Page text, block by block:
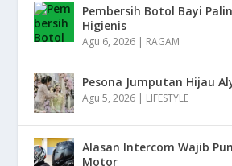
Pembersih Botol Bayi
Higienis
Agu 6, 2026 | RAGAM
Pesona Jumputan Hijau
Agu 5, 2026 | LIFESTYLE
Alasan Intercom Wajib
Motor